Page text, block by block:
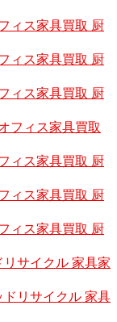
ィス家具買取 厨
ィス家具買取 厨
ィス家具買取 厨
フィス家具買取
ィス家具買取 厨
ィス家具買取 厨
ィス家具買取 厨
サイクル 家具家
リサイクル 家具